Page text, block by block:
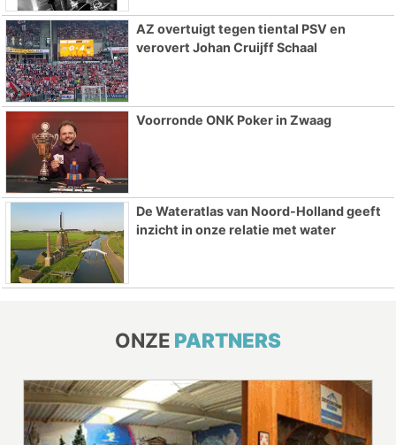
AZ overtuigt tegen tiental PSV en
verovert Johan Cruijff Schaal
Voorronde ONK Poker in Zwaag
De Wateratlas van Noord-Holland geeft
inzicht in onze relatie met water
ONZE PARTNERS